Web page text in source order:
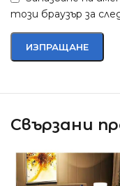
този браузър за
Свързани